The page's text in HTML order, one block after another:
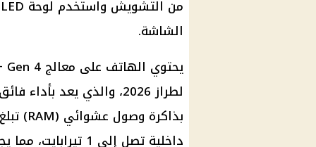
الشاشة.
لطراز 2026، والذي يعد
داخلية تصل إلى 1